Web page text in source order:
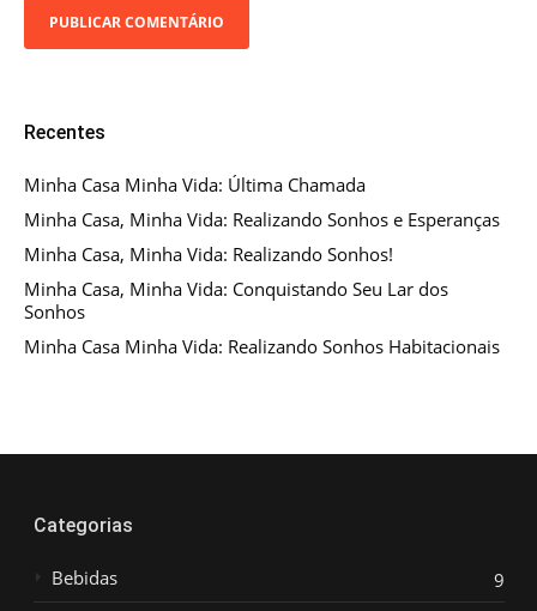
Recentes
Minha Casa Minha Vida: Última Chamada
Minha Casa, Minha Vida: Realizando Sonhos e Esperanças
Minha Casa, Minha Vida: Realizando Sonhos!
Minha Casa, Minha Vida: Conquistando Seu Lar dos
Sonhos
Minha Casa Minha Vida: Realizando Sonhos Habitacionais
Categorias
Bebidas 9